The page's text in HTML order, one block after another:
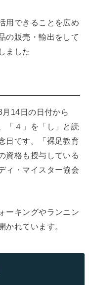
用できることを広め
の販売・輸出をして
ました
月14日の日付から
「４」を「し」と読
日です。「裸足教育
資格も授与している
ィ・マイスター協会
ーキングやランニン
かれています。